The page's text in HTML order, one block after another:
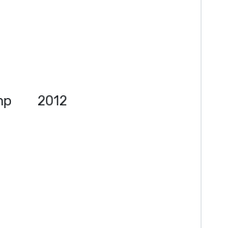
2012